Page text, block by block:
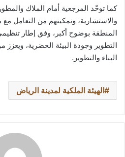
كما توحّد المرجعية أمام الملاك
والاستشارية، وتمكينهم من التعامل
المنطقة بوضوح أكبر، وفق إطار
التطوير وجودة البيئة الحضرية، ويعزز
البناء والتطوير.
الهيئة الملكية لمدينة الرياض